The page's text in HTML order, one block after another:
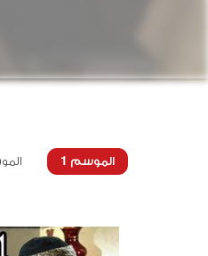
الموسم 1